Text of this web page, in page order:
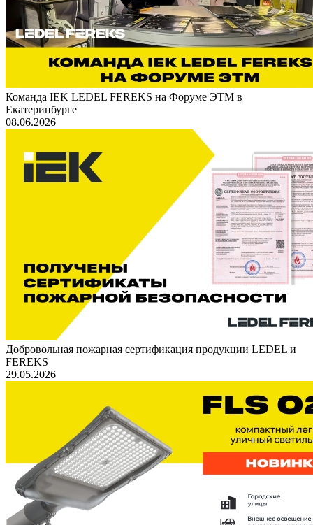
Команда IEK LEDEL FEREKS на Форуме ЭТМ в
Екатеринбурге
08.06.2026
Добровольная пожарная сертификация продукции LEDEL и
FEREKS
29.05.2026